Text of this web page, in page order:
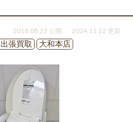
2016.08.23 公開
2024.11.22 更新
出張買取 大和本店